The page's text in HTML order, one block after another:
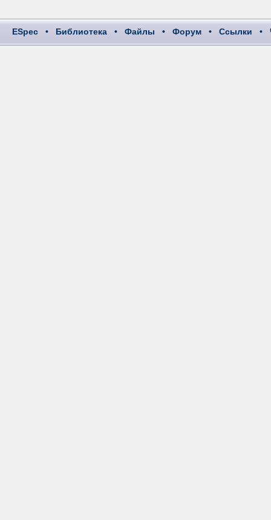
ESpec • Библиотека • Файлы • Форум • Ссылки •